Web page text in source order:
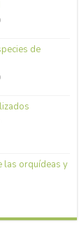
de
las orquídeas y